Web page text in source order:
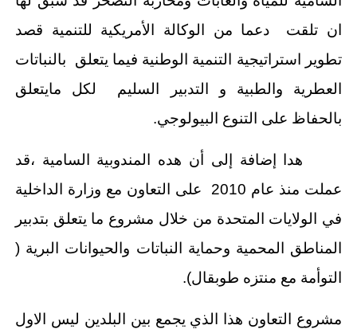
ان تلقت دعما من الوكالة الأمريكية للتنمية قصد
تطوير استراتيجية التنمية الوطنية فيما يتعلق بالنباتات
العطرية والطبية و التدبير السليم لكل مايتعلق
بالحفاظ على التنوع البيولوجي.
هدا إضافة إلى أن هده المندوبية السامية ،قد
عملت منذ عام 2010 على التعاون مع وزارة الداخلية
في الولايات المتحدة من خلال مشروع ما يتعلق بتدبير
المناطق المحمية وحماية النباتات والحيوانات البرية (
التوأمة مع منتزه طوبقال).
مشروع التعاون هذا الذي يجمع بين البلدين ليس الاول